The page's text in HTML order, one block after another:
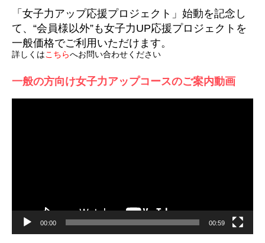
「女子力アップ応援プロジェクト」始動を記念し
て、“会員様以外”も女子力UP応援プロジェクトを
一般価格でご利用いただけます。
詳しくはこちらへお問い合わせください
一般の方向け女子力アップコースのご案内動画
00:00 00:59